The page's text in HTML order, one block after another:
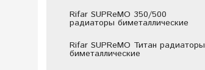
Rifar SUPReMO 350/500
радиаторы биметаллические
Rifar SUPReMO Титан радиаторы
биметаллические